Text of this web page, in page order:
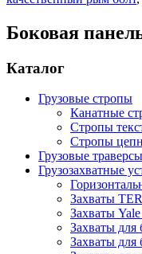
Боковая
Каталог
Грузовые стропы
Канатные
Стропы
Стропы
Грузовые
Грузозахватные
Захваты
Захваты
Захваты для
Захваты для